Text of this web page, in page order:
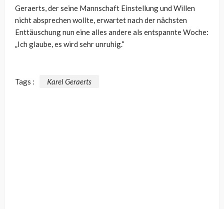
Geraerts, der seine Mannschaft Einstellung und Willen
nicht absprechen wollte, erwartet nach der nächsten
Enttäuschung nun eine alles andere als entspannte Woche:
„Ich glaube, es wird sehr unruhig.“
Tags : Karel Geraerts